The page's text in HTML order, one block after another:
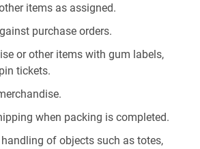
items as assigned.
purchase orders.
or other items with gum labels,
tickets.
when packing is completed.
of objects such as totes,